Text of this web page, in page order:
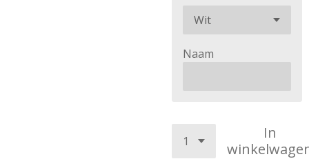
Naam
In